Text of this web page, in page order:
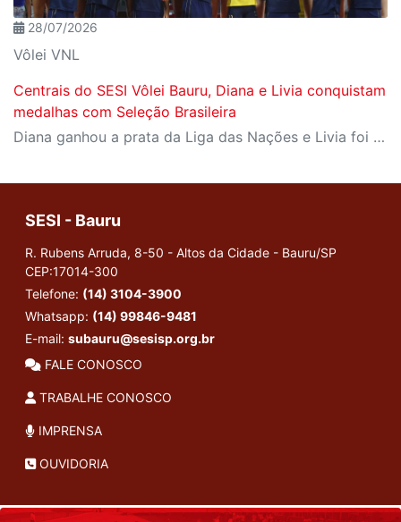
28/07/2026
Vôlei VNL
Centrais do SESI Vôlei Bauru, Diana e Livia conquistam
medalhas com Seleção Brasileira
Diana ganhou a prata da Liga das Nações e Livia foi campeã da Copa Sul-Americana com Seleção B
SESI - Bauru
R. Rubens Arruda, 8-50 - Altos da Cidade - Bauru/SP
CEP:17014-300
Telefone: (14) 3104-3900
Whatsapp: (14) 99846-9481
E-mail: subauru@sesisp.org.br
FALE CONOSCO
TRABALHE CONOSCO
IMPRENSA
OUVIDORIA